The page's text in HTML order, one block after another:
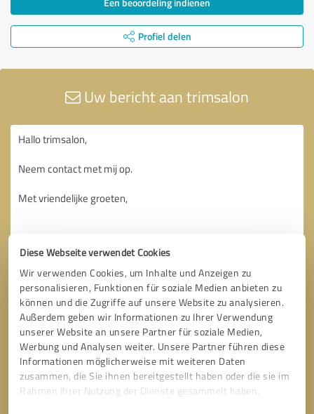
Diese Webseite verwendet Cookies
Wir verwenden Cookies, um Inhalte und Anzeigen zu
personalisieren, Funktionen für soziale Medien anbieten zu
können und die Zugriffe auf unsere Website zu analysieren.
Außerdem geben wir Informationen zu Ihrer Verwendung
unserer Website an unsere Partner für soziale Medien,
Werbung und Analysen weiter. Unsere Partner führen diese
Informationen möglicherweise mit weiteren Daten
zusammen, die Sie ihnen bereitgestellt haben oder die sie im
Rahmen Ihrer Nutzung der Dienste gesammelt haben.
Profiel delen
Uw bericht aan trimsalon